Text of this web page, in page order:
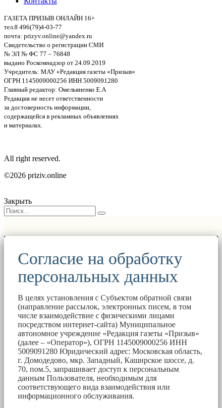
ГАЗЕТА ПРИЗЫВ ОНЛАЙН 16+
тел.8 496(79)4-03-77
почта: prizyv.online@yandex.ru
Свидетельство о регистрации СМИ
№ ЭЛ № ФС 77 – 76848
выдано Роскомнадзор от 24.09.2019
Учредитель: МАУ «Редакция газеты «Призыв»
ОГРН 1145009000256 ИНН 5009091280
Главный редактор: Омельяненко Е.А
Редакция не несет ответственности
за достоверность информации,
содержащейся в рекламных объявлениях
и материалах.
All right reserved.
©2026 priziv.online
Закрыть
Согласие на обработку
персональных данных
В целях установления с Субъектом обратной связи
(направление рассылок, электронных писем, в том
числе взаимодействие с физическими лицами
посредством интернет-сайта) Муниципальное
автономное учреждение «Редакция газеты «Призыв»
(далее – «Оператор»), ОГРН 1145009000256 ИНН
5009091280 Юридический адрес: Московская область,
г. Домодедово, мкр. Западный, Каширское шоссе, д.
70, пом.5, запрашивает доступ к персональным
данным Пользователя, необходимым для
соответствующего вида взаимодействия или
информационного обслуживания.